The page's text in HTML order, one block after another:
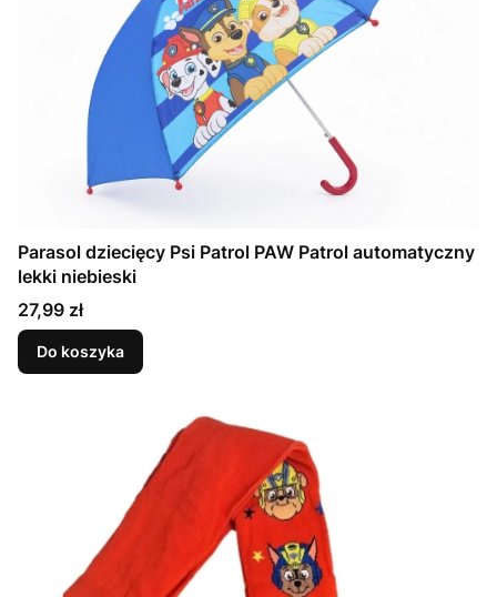
Parasol dziecięcy Psi Patrol PAW Patrol automatyczny
lekki niebieski
Cena
27,99 zł
Do koszyka